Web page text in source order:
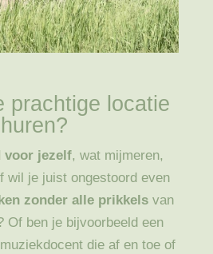
prachtige locatie
huren?
voor jezelf, wat mijmeren,
wil je juist ongestoord even
zonder alle prikkelsvan
Of ben je bijvoorbeeld een
die af en toe of